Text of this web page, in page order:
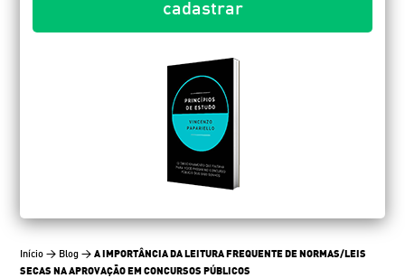
cadastrar
Início > Blog > A IMPORTÂNCIA DA LEITURA FREQUENTE DE NORMAS/LEIS
SECAS NA APROVAÇÃO EM CONCURSOS PÚBLICOS